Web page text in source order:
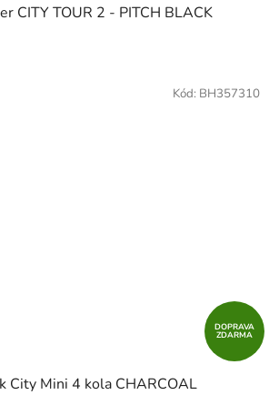
CITY TOUR 2 - PITCH BLACK
DOPRAVA
ZDARMA
City Mini 4 kola CHARCOAL
Kód: BH357310